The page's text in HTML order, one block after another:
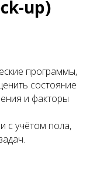
up)
программы,
состояние
и факторы
с учётом пола,